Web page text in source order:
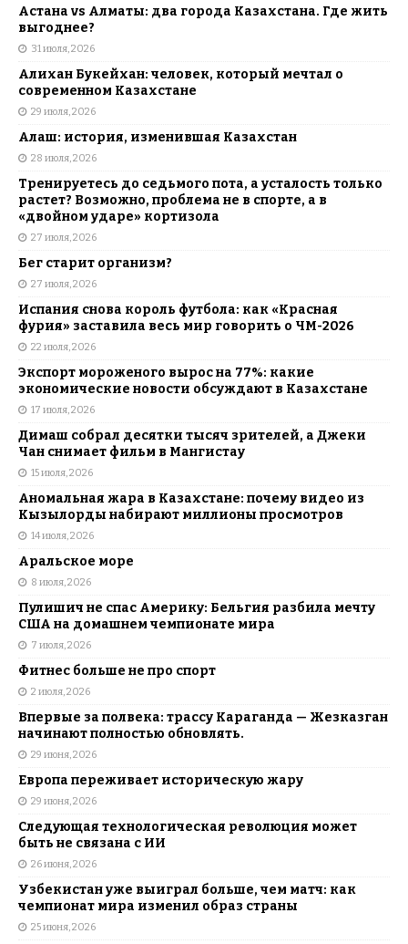
Астана vs Алматы: два города Казахстана. Где жить
выгоднее?
31 июля, 2026
Алихан Букейхан: человек, который мечтал о
современном Казахстане
29 июля, 2026
Алаш: история, изменившая Казахстан
28 июля, 2026
Тренируетесь до седьмого пота, а усталость только
растет? Возможно, проблема не в спорте, а в
«двойном ударе» кортизола
27 июля, 2026
Бег старит организм?
27 июля, 2026
Испания снова король футбола: как «Красная
фурия» заставила весь мир говорить о ЧМ-2026
22 июля, 2026
Экспорт мороженого вырос на 77%: какие
экономические новости обсуждают в Казахстане
17 июля, 2026
Димаш собрал десятки тысяч зрителей, а Джеки
Чан снимает фильм в Мангистау
15 июля, 2026
Аномальная жара в Казахстане: почему видео из
Кызылорды набирают миллионы просмотров
14 июля, 2026
Аральское море
8 июля, 2026
Пулишич не спас Америку: Бельгия разбила мечту
США на домашнем чемпионате мира
7 июля, 2026
Фитнес больше не про спорт
2 июля, 2026
Впервые за полвека: трассу Караганда — Жезказган
начинают полностью обновлять.
29 июня, 2026
Европа переживает историческую жару
29 июня, 2026
Следующая технологическая революция может
быть не связана с ИИ
26 июня, 2026
Узбекистан уже выиграл больше, чем матч: как
чемпионат мира изменил образ страны
25 июня, 2026